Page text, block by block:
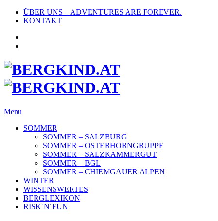
ÜBER UNS – ADVENTURES ARE FOREVER.
KONTAKT
Menu
SOMMER
SOMMER – SALZBURG
SOMMER – OSTERHORNGRUPPE
SOMMER – SALZKAMMERGUT
SOMMER – BGL
SOMMER – CHIEMGAUER ALPEN
WINTER
WISSENSWERTES
BERGLEXIKON
RISK´N´FUN